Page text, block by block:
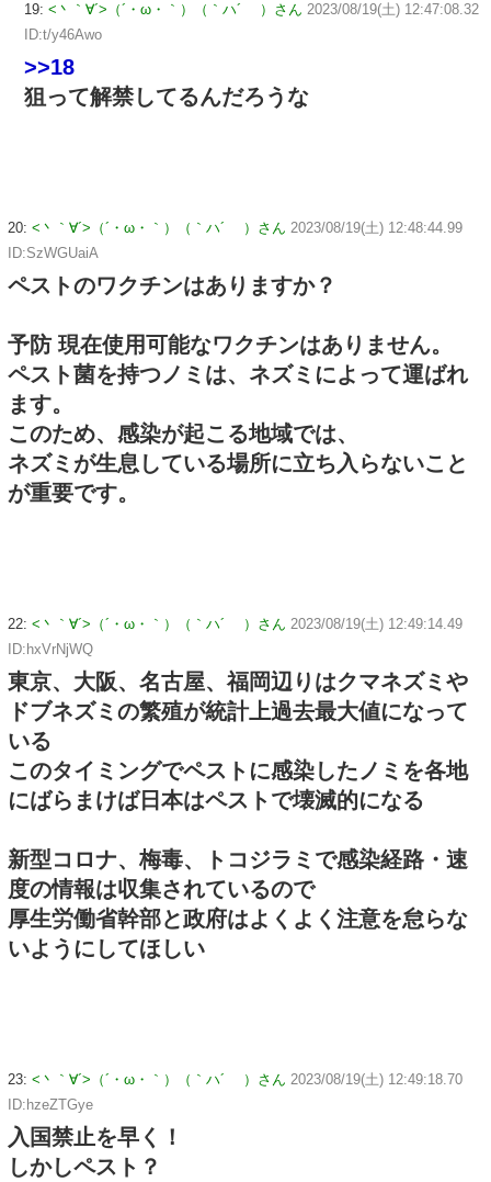
19: <丶｀∀´>（´・ω・｀）（｀ハ´ ）さん 2023/08/19(土) 12:47:08.32
ID:t/y46Awo
>>18
狙って解禁してるんだろうな
20: <丶｀∀´>（´・ω・｀）（｀ハ´ ）さん 2023/08/19(土) 12:48:44.99
ID:SzWGUaiA
ペストのワクチンはありますか？
予防 現在使用可能なワクチンはありません。
ペスト菌を持つノミは、ネズミによって運ばれ
ます。
このため、感染が起こる地域では、
ネズミが生息している場所に立ち入らないこと
が重要です。
22: <丶｀∀´>（´・ω・｀）（｀ハ´ ）さん 2023/08/19(土) 12:49:14.49
ID:hxVrNjWQ
東京、大阪、名古屋、福岡辺りはクマネズミや
ドブネズミの繁殖が統計上過去最大値になって
いる
このタイミングでペストに感染したノミを各地
にばらまけば日本はペストで壊滅的になる
新型コロナ、梅毒、トコジラミで感染経路・速
度の情報は収集されているので
厚生労働省幹部と政府はよくよく注意を怠らな
いようにしてほしい
23: <丶｀∀´>（´・ω・｀）（｀ハ´ ）さん 2023/08/19(土) 12:49:18.70
ID:hzeZTGye
入国禁止を早く！
しかしペスト？